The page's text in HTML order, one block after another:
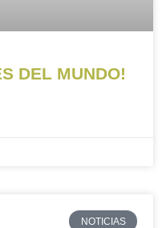
DEL MUNDO!
NOTICIAS